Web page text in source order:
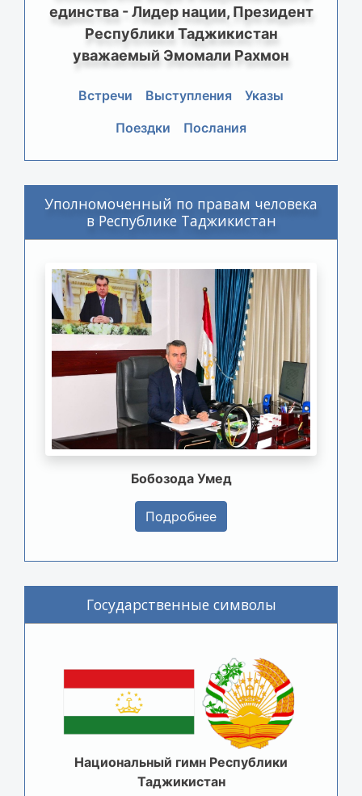
единства - Лидер нации, Президент
Республики Таджикистан
уважаемый Эмомали Рахмон
Встречи Выступления
Указы
Поездки
Послания
Уполномоченный по правам человека
в Республике Таджикистан
Бобозода Умед
Подробнее
Государственные символы
Национальный гимн Республики
Таджикистан